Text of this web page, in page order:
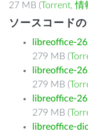
27 MB (Torrent,情
ソースコード
libreoffice-
279 MB (
libreoffice-
279 MB (
libreoffice-
279 MB (
libreoffice-